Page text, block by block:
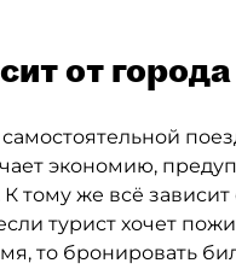
от города
экономию,
тому же всё зависит
турист хочет
то бронировать